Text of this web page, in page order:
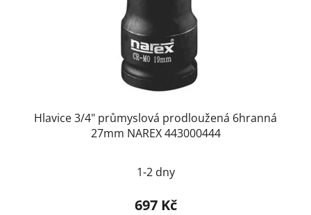
Hlavice 3/4" průmyslová prodloužená 6hranná
27mm NAREX 443000444
1-2 dny
697 Kč